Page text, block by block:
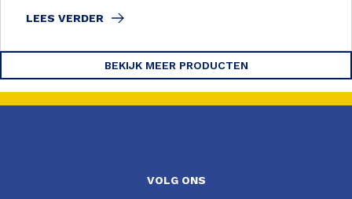
LEES VERDER
BEKIJK MEER PRODUCTEN
VOLG ONS